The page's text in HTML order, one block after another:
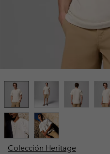
Colección Heritage